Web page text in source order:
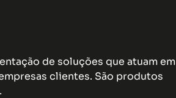
de soluções que atuam em
clientes. São produtos